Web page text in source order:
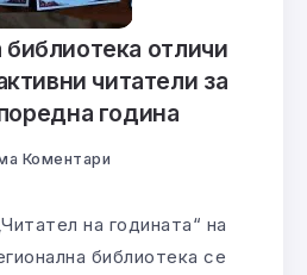
библиотека отличи
читатели за
година
Коментари
на годината“ на
библиотека се